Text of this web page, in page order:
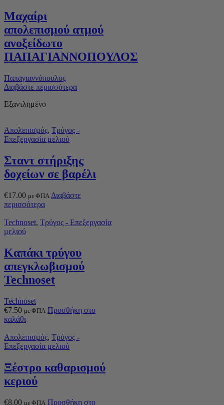
Μαχαίρι
απολεπισμού ατμού
ανοξείδωτο
ΠΑΠΑΓΙΑΝΝΟΠΟΥΛΟΣ
Παπαγιαννόπουλος
Διαβάστε περισσότερα
Εξαντλημένο
Απολεπισμός, Τρύγος -
Επεξεργασία μελιού
Σταντ στήριξης
δοχείων σε βαρέλι
€17.00 με ΦΠΑ Διαβάστε
περισσότερα
Technoset, Τρύγος - Επεξεργασία
μελιού
Καπάκι τρύγου
απεγκλωβισμού
Technoset
Technoset
€7.50 με ΦΠΑ Προσθήκη στο
καλάθι
Απολεπισμός, Τρύγος -
Επεξεργασία μελιού
Ξέστρο καθαρισμού
κεριού
€8.00 με ΦΠΑ Προσθήκη στο